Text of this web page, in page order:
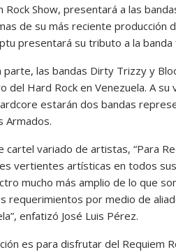
Rock Show, presentará a las
de su más reciente producción
presentará su tributo a la banda
parte, las bandas Dirty Trizzy y
del Hard Rock en Venezuela. A
estarán dos bandas
Armados.
cartel variado de artistas, “Para
vertientes artísticas en todos
mucho más amplio de lo que
requerimientos por medio de
enfatizó José Luis Pérez.
es para disfrutar del Requiem